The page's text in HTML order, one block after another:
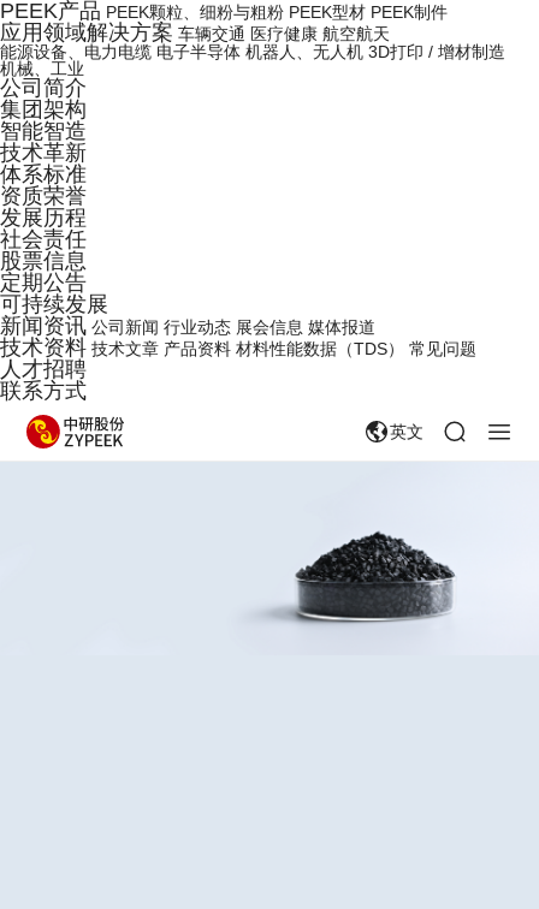
PEEK产品 PEEK颗粒、细粉与粗粉 PEEK型材 PEEK制件
应用领域解决方案 车辆交通 医疗健康 航空航天
能源设备、电力电缆 电子半导体 机器人、无人机 3D打印 / 增材制造
机械、工业
公司简介
集团架构
智能智造
技术革新
体系标准
资质荣誉
发展历程
社会责任
股票信息
定期公告
可持续发展
新闻资讯 公司新闻 行业动态 展会信息 媒体报道
技术资料 技术文章 产品资料 材料性能数据（TDS） 常见问题
人才招聘
联系方式
英文